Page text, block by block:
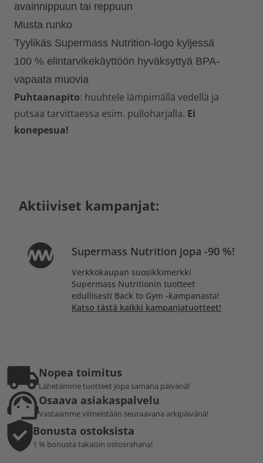
avainnippuun tai reppuun
Musta runko
Tyylikäs Supermass Nutrition-logo kyljessä
100 % elintarvikekäyttöön hyväksyttyä BPA-
vapaata muovia
Puhtaanapito: huuhtele lämpimällä vedellä ja
putsaa tarvittaessa esim. pulloharjalla. Ei
konepesua!
Aktiiviset kampanjat:
Supermass Nutrition jopa -90 %!
Verkkokaupan suosikkimerkki
Supermass Nutritionin tuotteet
edullisesti Back to Gym -kampanasta!
Katso tästä kaikki kampanjatuotteet!
Nopea toimitus
Lähetämme tuotteet jopa samana päivänä!
Osaava asiakaspalvelu
Vastaamme viimeistään seuraavana arkipäivänä!
Bonusta ostoksista
1 % bonusta takaisin ostosrahana!